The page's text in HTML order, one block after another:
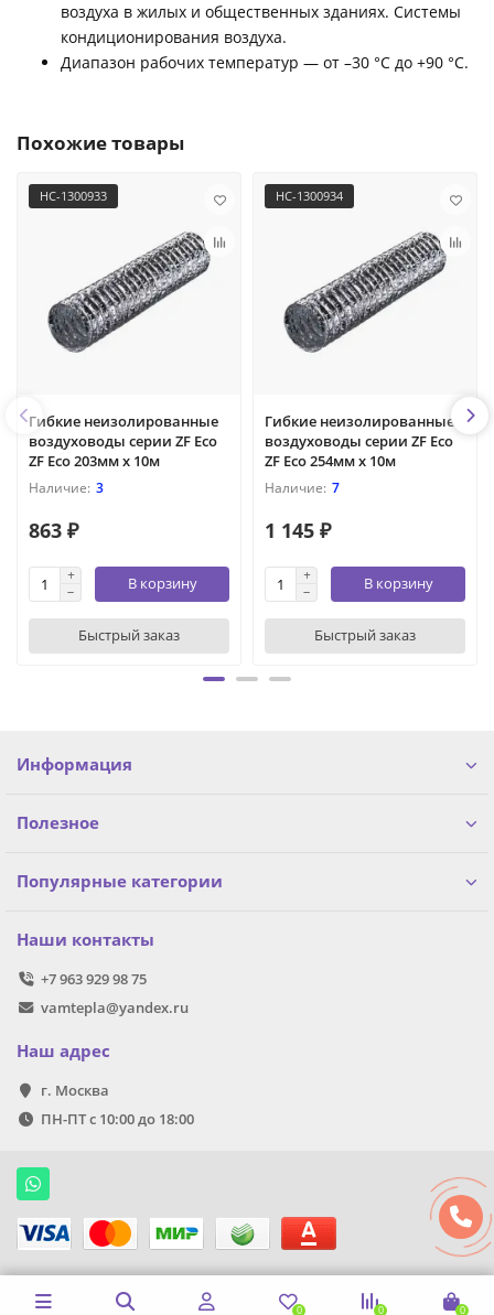
воздуха в жилых и общественных зданиях. Системы
кондиционирования воздуха.
Диапазон рабочих температур — от –30 °С до +90 °С.
Похожие товары
НС-1300933
Гибкие неизолированные
воздуховоды серии ZF Eco
ZF Eco 203мм х 10м
3
863 ₽
В корзину
Быстрый заказ
НС-1300934
Гибкие неизолированные
воздуховоды серии ZF Eco
ZF Eco 254мм х 10м
7
1 145 ₽
В корзину
Быстрый заказ
Информация
Полезное
Популярные категории
Наши контакты
+7 963 929 98 75
vamtepla@yandex.ru
Наш адрес
г. Москва
ПН-ПТ с 10:00 до 18:00
0 0 0